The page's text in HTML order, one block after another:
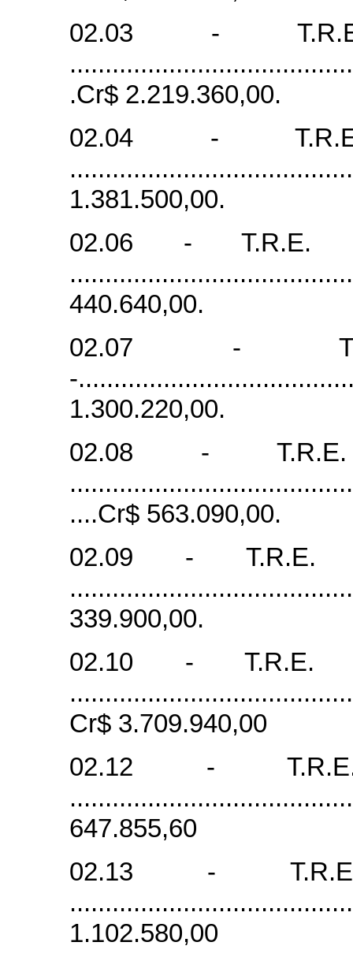
02.03 -
.Cr$ 2.219.360,00.
02.04 -
1.381.500,00.
02.06 - T.R.E.
440.640,00.
02.07 -
-
1.300.220,00.
02.08 -
....Cr$ 563.090,00.
02.09 -
339.900,00.
02.10 -
Cr$ 3.709.940,00
02.12 -
647.855,60
02.13 -
1.102.580,00